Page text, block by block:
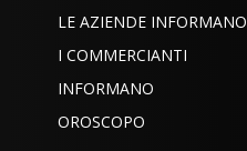
LE AZIENDE INFORMANO
I COMMERCIANTI
INFORMANO
OROSCOPO